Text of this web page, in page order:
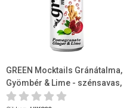
GREEN Mocktails Gránátalma,
Gyömbér & Lime - szénsavas,
steviával, dobozos 330ml